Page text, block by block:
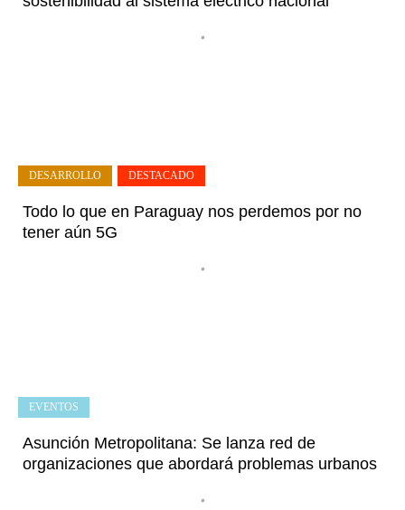
•
Todo lo que en Paraguay nos perdemos por no
tener aún 5G
•
DESARROLLO DESTACADO
Asunción Metropolitana: Se lanza red de
organizaciones que abordará problemas urbanos
•
EVENTOS